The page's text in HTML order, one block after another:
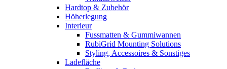
Hardtop & Zubehör
Höherlegung
Interieur
Fussmatten & Gummiwannen
RubiGrid Mounting Solutions
Styling, Accessoires & Sonstiges
Ladefläche